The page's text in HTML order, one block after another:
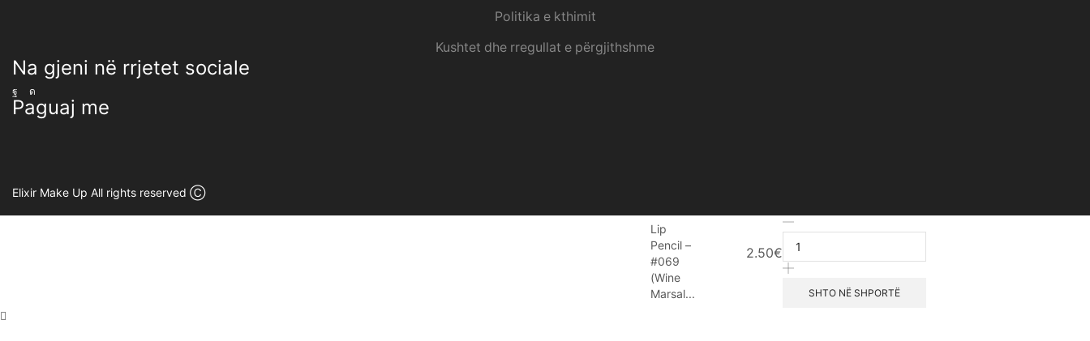
Politika e kthimit
Kushtet dhe rregullat e përgjithshme
Na gjeni në rrjetet sociale
Facebook
Instagram
Paguaj me
Elixir Make Up All rights reserved Ⓒ
Lip
Pencil –
#069
(Wine
Marsal...
2.50€
Lip
–
#069
(Wine
SHTO NË SHPORTË